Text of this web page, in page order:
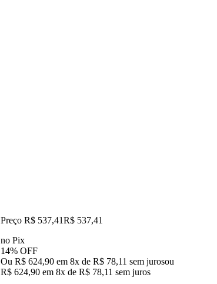
Preço R$ 537,41R$ 537,41
no Pix
14% OFF
Ou R$ 624,90 em 8x de R$ 78,11 sem jurosou
R$ 624,90 em 8x de R$ 78,11 sem juros